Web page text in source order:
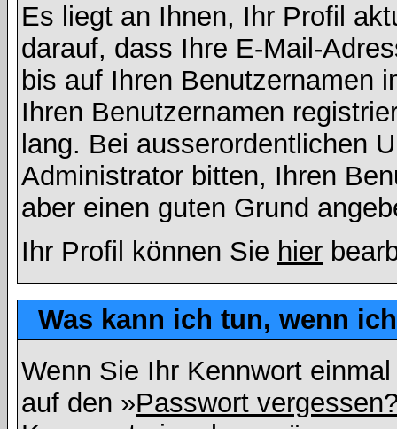
Es liegt an Ihnen, Ihr Profil
darauf, dass Ihre E-Mail-
bis auf Ihren Benutzernamen
Ihren Benutzernamen
lang. Bei ausserordentlichen
Administrator bitten, Ihren
aber einen guten Grund
Ihr Profil können Sie hier
Was kann ich tun, wenn
Wenn Sie Ihr Kennwort
auf den »Passwort